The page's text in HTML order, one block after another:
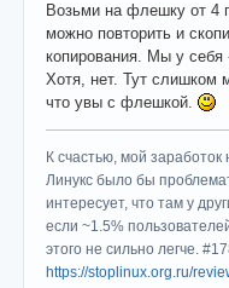
Возьми на флешку от 4
можно повторить и
копирования. Мы у себя
Хотя, нет. Тут слишком
что увы с флешкой.
К счастью, мой
Линукс было бы
интересует, что там у
если ~1.5%
этого не сильно легче.
https://stoplinux.org.ru/